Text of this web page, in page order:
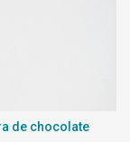
de chocolate